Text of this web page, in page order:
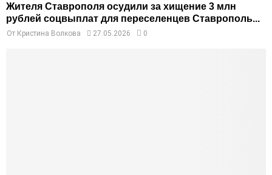
Жителя Ставрополя осудили за хищение 3 млн
рублей соцвыплат для переселенцев Ставрополь...
От Кристина Волкова 27.05.2026 0